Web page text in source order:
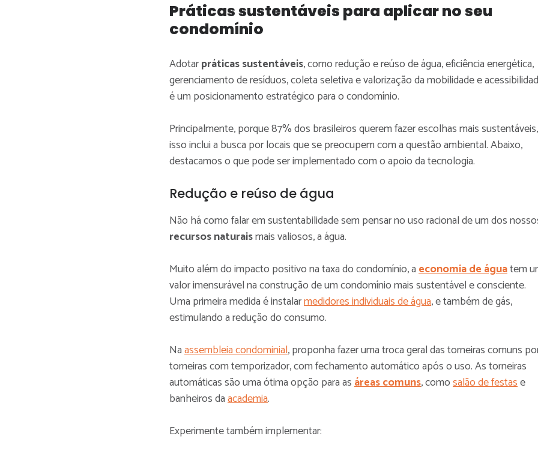
Práticas sustentáveis para aplicar no seu
condomínio
Adotarpráticas sustentáveis, como redução e reúso de água, eficiência energética,
gerenciamento de resíduos, coleta seletiva e valorização da mobilidade e
é um posicionamento estratégico para o condomínio.
Principalmente, porque 87% dos brasileiros querem fazer escolhas mais
isso inclui a busca por locais que se preocupem com a questão ambiental. Abaixo,
destacamos o que pode ser implementado com o apoio da tecnologia.
Redução e reúso de água
Não há como falar em sustentabilidade sem pensar no uso racional de um dos
recursos naturaismais valiosos, a água.
Muito além do impacto positivo na taxa do condomínio, aeconomia de águatem
valor imensurável na construção de um condomínio mais sustentável e consciente.
Uma primeira medida é instalarmedidores individuais de água, e também de gás,
estimulando a redução do consumo.
Naassembleia condominial, proponha fazer uma troca geral das torneiras comuns
torneiras com temporizador, com fechamento automático após o uso. As torneiras
automáticas são uma ótima opção para asáreas comuns, comosalão de festase
banheiros daacademia.
Experimente também implementar: